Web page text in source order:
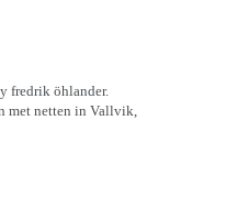
fredrik öhlander.
met netten in Vallvik,